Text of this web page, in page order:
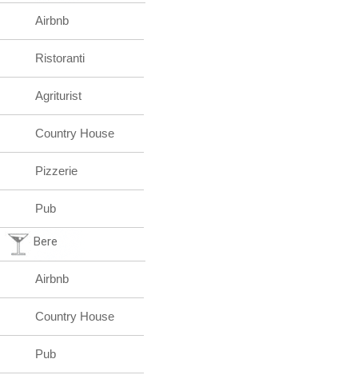
Airbnb
Ristoranti
Agriturist
Country House
Pizzerie
Pub
Bere
Airbnb
Country House
Pub